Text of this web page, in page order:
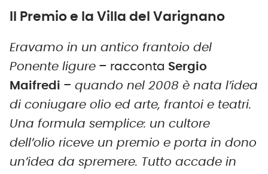
Il Premio e la Villa del Varignano
Eravamo in un antico frantoio del
Ponente ligure – racconta Sergio
Maifredi – quando nel 2008 è nata l’idea
di coniugare olio ed arte, frantoi e teatri.
Una formula semplice: un cultore
dell’olio riceve un premio e porta in dono
un’idea da spremere. Tutto accade in